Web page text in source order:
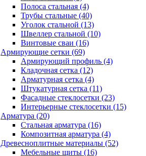
Полоса стальная (4)
Трубы стальные (40)
Уголок стальной (13)
Швеллер стальной (10)
Винтовые сваи (16)
Армирующие сетки (69)
Армирующий профиль (4)
Кладочная сетка (12)
Арматурная сетка (4)
Штукатурная сетка (11)
Фасадные стеклосетки (23)
Интерьерные стеклосетки (15)
Арматура (20)
Стальная арматура (16)
Композитная арматура (4)
Древесноплитные материалы (52)
Мебельные щиты (16)